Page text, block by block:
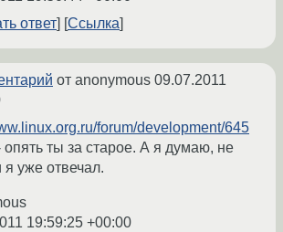
ответ
Ссылка
от anonymous 09.07.2011
forum/development/645
опять ты за старое. А я думаю, не
я уже отвечал.
19:59:25 +00:00